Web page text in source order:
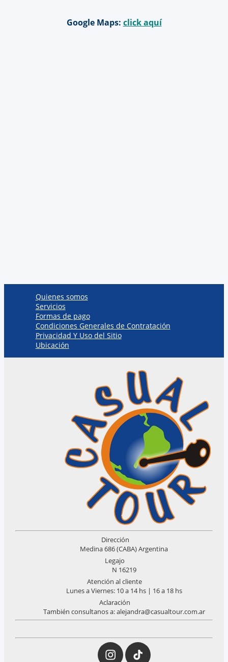
Google Maps: click aquí
Quienes somos
Servicios
Formas de pago
Condiciones Generales de Contratación
Privacidad Y Uso del Sitio
Ubicación
Dirección
Medina 686 (CABA) Argentina
Legajo
N 16219
Atención al cliente
Lunes a Viernes: 10 a 14 hs | 16 a 18 hs
Aclaración
También consultanos a: alejandra@casualtour.com.ar